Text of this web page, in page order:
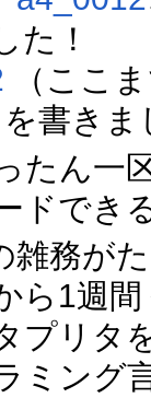
た！
（ここ
書きま
たん一
ドでき
雑務が
ら1週
プリタ
ミング